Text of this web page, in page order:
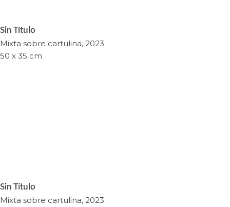
Sin Título
Mixta sobre cartulina, 2023
50 x 35 cm
Sin Título
Mixta sobre cartulina, 2023